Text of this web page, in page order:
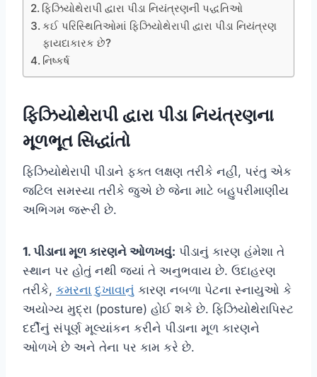
ફિઝિયોથેરાપી દ્વારા પીડા નિયંત્રણની પદ્ધતિઓ
કઈ પરિસ્થિતિઓમાં ફિઝિયોથેરાપી દ્વારા પીડા નિયંત્રણ
ફાયદાકારક છે?
નિષ્કર્ષ
ફિઝિયોથેરાપી દ્વારા પીડા નિયંત્રણના
મૂળભૂત સિદ્ધાંતો
ફિઝિયોથેરાપી પીડાને ફક્ત લક્ષણ તરીકે નહીં, પરંતુ એક
જટિલ સમસ્યા તરીકે જુએ છે જેના માટે બહુપરીમાણીય
અભિગમ જરૂરી છે.
1. પીડાના મૂળ કારણને ઓળખવું: પીડાનું કારણ હંમેશા તે
સ્થાન પર હોતું નથી જ્યાં તે અનુભવાય છે. ઉદાહરણ
તરીકે, કમરના દુખાવાનું કારણ નબળા પેટના સ્નાયુઓ કે
અયોગ્ય મુદ્રા (posture) હોઈ શકે છે. ફિઝિયોથેરાપિસ્ટ
દર્દીનું સંપૂર્ણ મૂલ્યાંકન કરીને પીડાના મૂળ કારણને
ઓળખે છે અને તેના પર કામ કરે છે.